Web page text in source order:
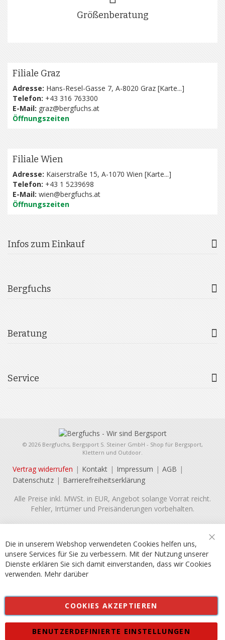
Größenberatung
Filiale Graz
Adresse: Hans-Resel-Gasse 7, A-8020 Graz [Karte...]
Telefon: +43 316 763300
E-Mail: graz@bergfuchs.at
Öffnungszeiten
Filiale Wien
Adresse: Kaiserstraße 15, A-1070 Wien [Karte...]
Telefon: +43 1 5239698
E-Mail: wien@bergfuchs.at
Öffnungszeiten
Infos zum Einkauf
Bergfuchs
Beratung
Service
© 2026 Bergfuchs, Bergsport S. Steiner GmbH - Shop für Bergsport,
Klettern und Outdoor.
Vertrag widerrufen Kontakt Impressum
AGB
Datenschutz
Barrierefreiheitserklärung
Alle Preise inkl. MWSt. in EUR, Angebot solange Vorrat reicht.
Fehler, Irrtümer und Preisänderungen vorbehalten.
Die in unserem Webshop verwendeten Cookies helfen uns,
unsere Services für Sie zu verbessern. Mit der Nutzung unserer
Dienste erklären Sie sich damit einverstanden, dass wir Cookies
verwenden. Mehr darüber
COOKIES AKZEPTIEREN
BENUTZERDEFINIERTE EINSTELLUNGEN